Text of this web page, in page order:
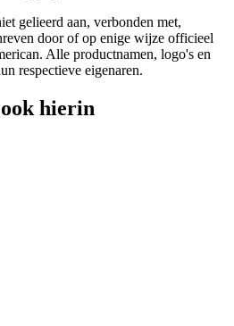
gelieerd aan, verbonden met,
door of op enige wijze officieel
Alle productnamen, logo's en
respectieve eigenaren.
hierin